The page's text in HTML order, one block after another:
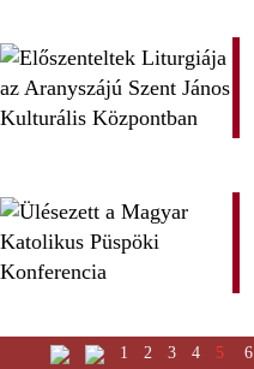
1 2 3 4 5 6